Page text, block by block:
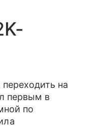
на
первым в
по